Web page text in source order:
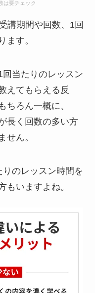
は要チェック
講期間や回数、1回
ます。
当たりのレッスン
えてもらえる反
ちろん一概に、
長く回数の多い方
せん。
のレッスン時間を
もいますよね。